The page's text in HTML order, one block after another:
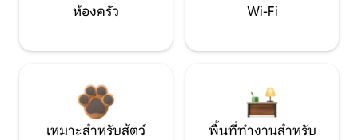
ห้องครัว Wi-Fi
เหมาะสำหรับสัตว์
พื้นที่ทำงานสำหรับ